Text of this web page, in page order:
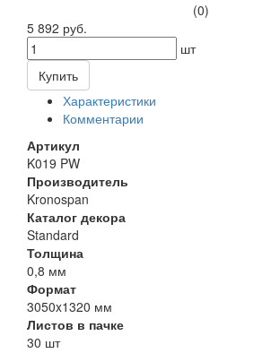
(0)
5 892 руб.
шт
Купить
Характеристики
Комментарии
Артикул
K019 PW
Производитель
Kronospan
Каталог декора
Standard
Толщина
0,8 мм
Формат
3050x1320 мм
Листов в пачке
30 шт